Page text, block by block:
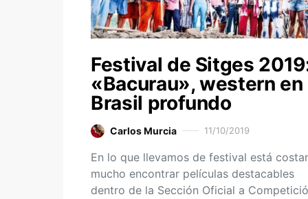
Festival de Sitges
«Bacurau», western en
Brasil profundo
Carlos Murcia 11/10/2019
En lo que llevamos de festival está
mucho encontrar películas destacables
dentro de la Sección Oficial a